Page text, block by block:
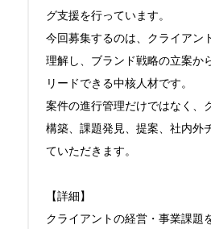
グ支援を行っています。
今回募集するのは、クライアン
理解し、ブランド戦略の立案か
リードできる中核人材です。
案件の進行管理だけではなく、
構築、課題発見、提案、社内外
ていただきます。
【詳細】
クライアントの経営・事業課題